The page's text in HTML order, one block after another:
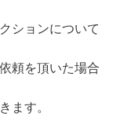
ションについて
頼を頂いた場合
ます。